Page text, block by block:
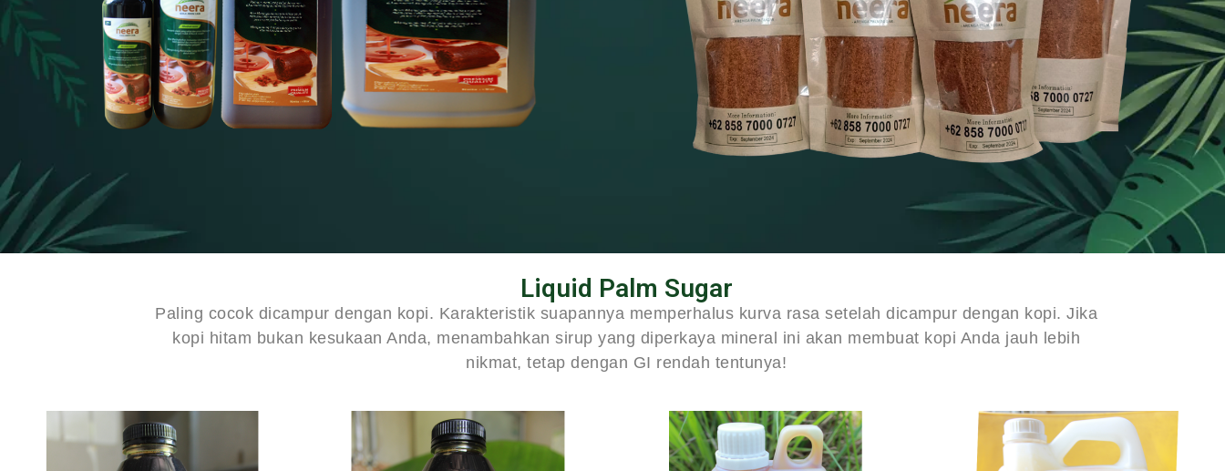
Liquid Palm Sugar
Paling cocok dicampur dengan kopi. Karakteristik suapannya memperhalus kurva rasa setelah dicampur dengan kopi. Jika
kopi hitam bukan kesukaan Anda, menambahkan sirup yang diperkaya mineral ini akan membuat kopi Anda jauh lebih
nikmat, tetap dengan GI rendah tentunya!